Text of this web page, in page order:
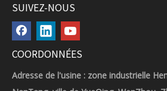
SUIVEZ-NOUS
COORDONNÉES
Adresse de l'usine : zone industrielle